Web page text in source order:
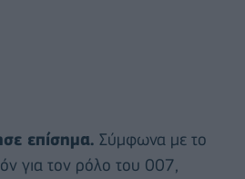
επίσημα. Σύμφωνα με το
για τον ρόλο του 007,